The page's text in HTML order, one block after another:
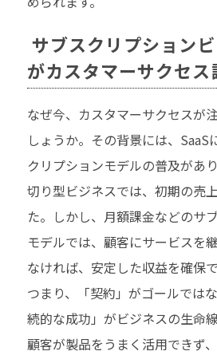
サブスクリプション
がカスタマーサクセス
なぜ今、カスタマーサクセスが
しょうか。その背景には、SaaS
クリプションモデルの普及があ
切り型ビジネスでは、初期の売
た。しかし、月額課金などのサ
モデルでは、顧客にサービスを
なければ、安定した収益を確保
つまり、「契約」がゴールでは
続的な成功」がビジネスの生命
顧客が製品をうまく活用できず